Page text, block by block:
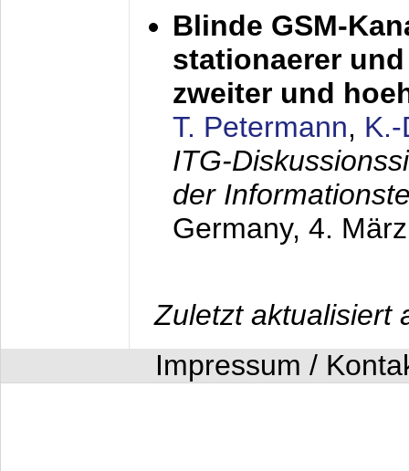
Blinde GSM-
stationaerer
zweiter und
T. Petermann,
ITG-
der
Germany, 4.
Zuletzt aktualisiert
Impressum /